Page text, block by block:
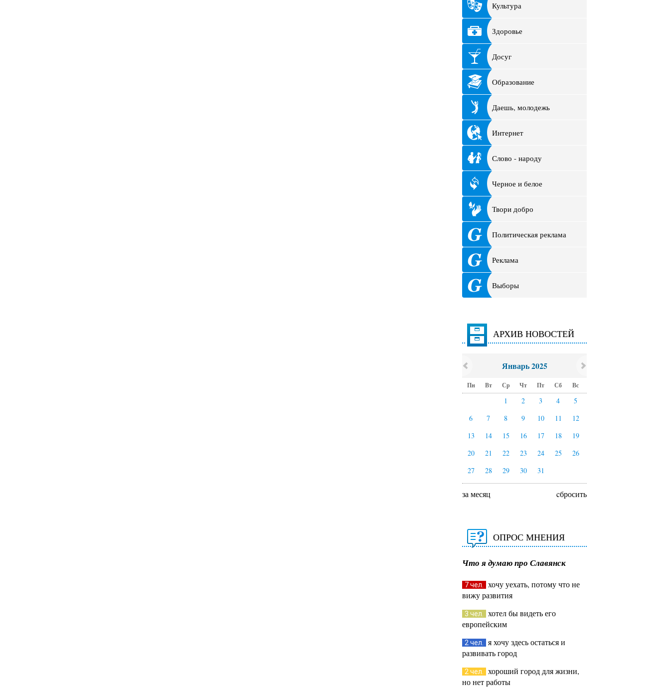
Культура
Здоровье
Досуг
Образование
Даешь, молодежь
Интернет
Слово - народу
Черное и белое
Твори добро
Политическая реклама
Реклама
Выборы
АРХИВ НОВОСТЕЙ
Январь 2025
Пн Вт Ср Чт Пт Сб Вс
1 2 3 4
5
6
7 8 9 10 11
12
13
14 15 16 17 18
19
20
21 22 23 24 25
26
27
28 29 30 31
за месяц cбросить
ОПРОС МНЕНИЯ
Что я думаю про Славянск
7 чел.
хочу уехать, потому что не
вижу развития
3 чел.
хотел бы видеть его
европейским
2 чел.
я хочу здесь остаться и
развивать город
2 чел.
хороший город для жизни,
но нет работы